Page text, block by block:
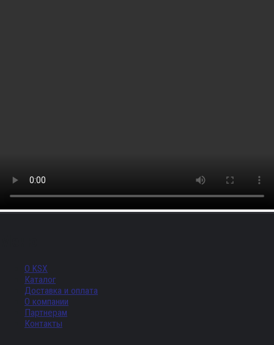
О KSX
Каталог
Доставка и оплата
О компании
Партнерам
Контакты